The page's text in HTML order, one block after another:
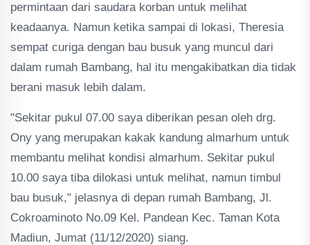
permintaan dari saudara korban untuk melihat
keadaanya. Namun ketika sampai di lokasi, Theresia
sempat curiga dengan bau busuk yang muncul dari
dalam rumah Bambang, hal itu mengakibatkan dia tidak
berani masuk lebih dalam.
"Sekitar pukul 07.00 saya diberikan pesan oleh drg.
Ony yang merupakan kakak kandung almarhum untuk
membantu melihat kondisi almarhum. Sekitar pukul
10.00 saya tiba dilokasi untuk melihat, namun timbul
bau busuk," jelasnya di depan rumah Bambang, Jl.
Cokroaminoto No.09 Kel. Pandean Kec. Taman Kota
Madiun, Jumat (11/12/2020) siang.